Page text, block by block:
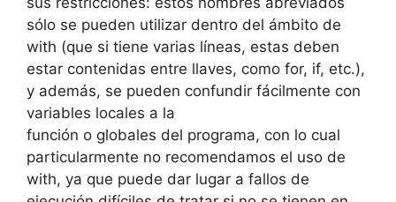
sólo se pueden utilizar dentro del ámbito de
with (que si tiene varias líneas, estas deben
estar contenidas entre llaves, como for, if, etc.),
y además, se pueden confundir fácilmente con
variables locales a la
función o globales del programa, con lo cual
particularmente no recomendamos el uso de
with, ya que puede dar lugar a fallos de